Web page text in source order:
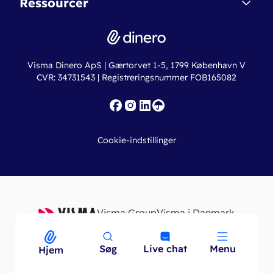
Hjem Søg Live chat Menu
Menu
Dinero Pro
Erhvervslån
Fakturaskabeloner
Online regnskabskurser
Ny virksomhed
Iværksætterlegat
Visma Dinero ApS | Gærtorvet 1-5, 1799 København V
CVR: 34731543 | Registreringsnummer FOB165082
Cookie-indstillinger
Visma GroupVisma i Danmark